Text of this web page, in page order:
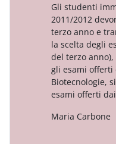
Gli studenti
2011/2012
terzo anno e
la scelta degli
del terzo
gli esami offerti
Biotecnologie,
esami offerti
Maria Carbone